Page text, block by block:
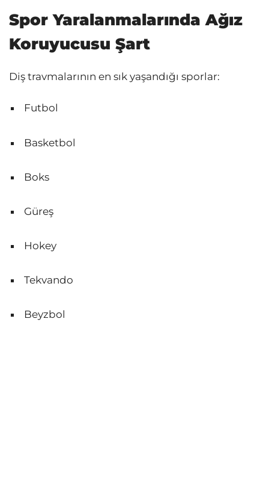
Spor Yaralanmalarında Ağız
Koruyucusu Şart
Diş travmalarının en sık yaşandığı sporlar:
Futbol
Basketbol
Boks
Güreş
Hokey
Tekvando
Beyzbol